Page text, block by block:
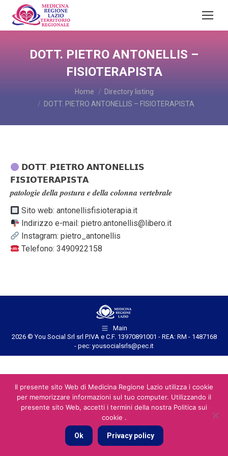
DOTT. PIETRO ANTONELLIS –
FISIOTERAPISTA
Home
Directory listing
DOTT. PIETRO ANTONELLIS – FISIOTERAPISTA
𝗗𝗢𝗧𝗧. 𝗣𝗜𝗘𝗧𝗥𝗢 𝗔𝗡𝗧𝗢𝗡𝗘𝗟𝗟𝗜𝗦
𝗙𝗜𝗦𝗜𝗢𝗧𝗘𝗥𝗔𝗣𝗜𝗦𝗧𝗔
𝒑𝒂𝒕𝒐𝒍𝒐𝒈𝒊𝒆 𝒅𝒆𝒍𝒍𝒂 𝒑𝒐𝒔𝒕𝒖𝒓𝒂 𝒆 𝒅𝒆𝒍𝒍𝒂 𝒄𝒐𝒍𝒐𝒏𝒏𝒂 𝒗𝒆𝒓𝒕𝒆𝒃𝒓𝒂𝒍𝒆
Sito web: antonellisfisioterapia.it
Indirizzo e-mail: pietro.antonellis@libero.it
Instagram: pietro_antonellis
Telefono: 3490922158
Main
2026 © You Social Srl srl P.IVA e C.F. 13970891001 - REA: RM - 1487168
- pec: yousocialsrls@pec.it
Il presente sito Web di Medicina Regione Lazio utilizza i cookie
per memorizzare informazioni sul tuo computer. Utilizzando il
presente sito Web, accetti i termini della nostra Politica sui
cookie .
Ok Privacy policy